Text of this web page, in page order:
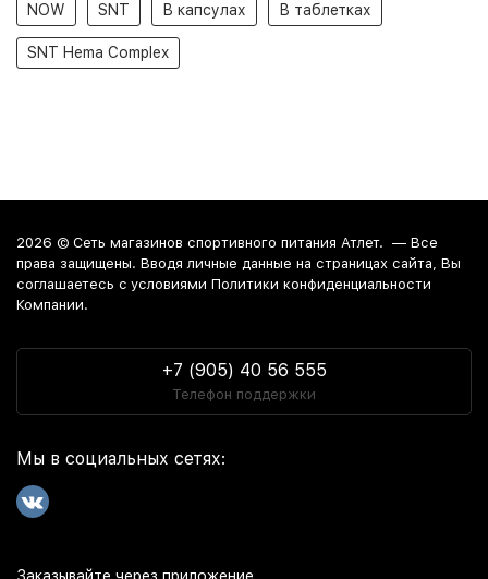
NOW SNT В капсулах В таблетках
SNT Hema Complex
2026 © Сеть магазинов спортивного питания Атлет. — Все
права защищены. Вводя личные данные на страницах сайта, Вы
соглашаетесь c условиями Политики конфиденциальности
Компании.
+7 (905) 40 56 555
Телефон поддержки
Мы в социальных сетях: